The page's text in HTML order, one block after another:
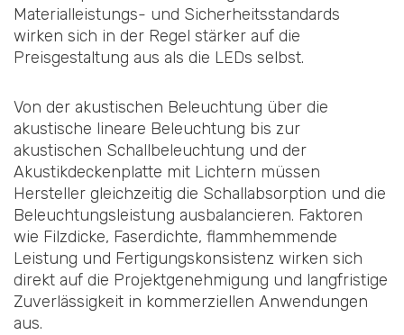
Materialleistungs- und Sicherheitsstandards
wirken sich in der Regel stärker auf die
Preisgestaltung aus als die LEDs selbst.
Von der akustischen Beleuchtung über die
akustische lineare Beleuchtung bis zur
akustischen Schallbeleuchtung und der
Akustikdeckenplatte mit Lichtern müssen
Hersteller gleichzeitig die Schallabsorption und die
Beleuchtungsleistung ausbalancieren. Faktoren
wie Filzdicke, Faserdichte, flammhemmende
Leistung und Fertigungskonsistenz wirken sich
direkt auf die Projektgenehmigung und langfristige
Zuverlässigkeit in kommerziellen Anwendungen
aus.